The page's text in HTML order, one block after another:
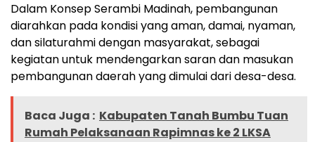
Dalam Konsep Serambi Madinah, pembangunan
diarahkan pada kondisi yang aman, damai, nyaman,
dan silaturahmi dengan masyarakat, sebagai
kegiatan untuk mendengarkan saran dan masukan
pembangunan daerah yang dimulai dari desa-desa.
Baca Juga : Kabupaten Tanah Bumbu Tuan
Rumah Pelaksanaan Rapimnas ke 2 LKSA